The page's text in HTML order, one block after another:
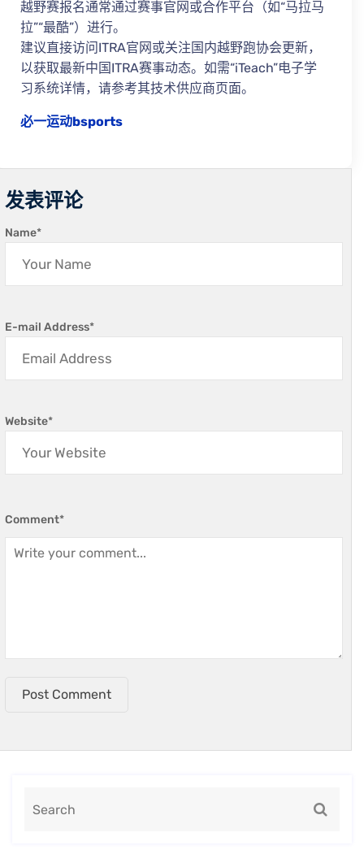
越野赛报名通常通过赛事官网或合作平台（如“马拉马
拉”“最酷”）进行。
建议直接访问ITRA官网或关注国内越野跑协会更新，
以获取最新中国ITRA赛事动态。如需“iTeach”电子学
习系统详情，请参考其技术供应商页面。
必一运动bsports
发表评论
Name*
E-mail Address*
Website*
Comment*
Post Comment